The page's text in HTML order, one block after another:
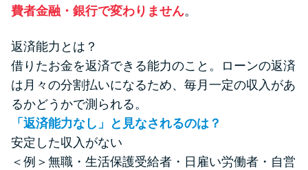
費者金融・銀行で変わりません。
返済能力とは？
借りたお金を返済できる能力のこと。ローンの返済
は月々の分割払いになるため、毎月一定の収入があ
るかどうかで測られる。
「返済能力なし」と見なされるのは？
安定した収入がない
＜例＞無職・生活保護受給者・日雇い労働者・自営